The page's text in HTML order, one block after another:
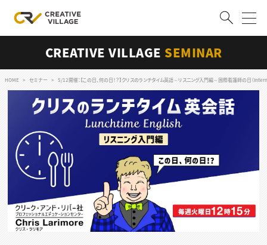
ログイン 会員登録
クリエイター求人を探す
CREATIVE JOB求人検索
特集求人
採用説明会
転職支援サービス
スキルアップしたい！
CREATIVE VILLAGE SEMINAR
HOME セミナー 5/12開催：【この日、何の日！？】クリスのランチタイム英語～リスニング入門編～国際看護師の日（